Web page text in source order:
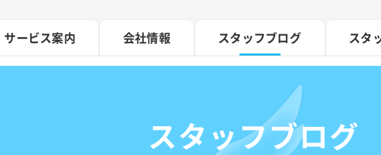
サービス案内 会社情報 スタッフブログ スタ
スタッフブログ